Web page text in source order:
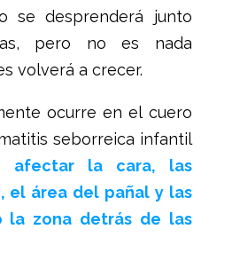
se desprenderá junto
pero no es nada
volverá a crecer.
ocurre en el cuero
seborreica infantil
afectar la cara, las
el área del pañal y las
la zona detrás de las